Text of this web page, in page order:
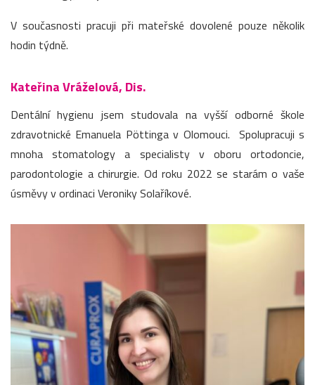
V současnosti pracuji při mateřské dovolené pouze několik
hodin týdně.
Kateřina Vráželová, Dis.
Dentální hygienu jsem studovala na vyšší odborné škole
zdravotnické Emanuela Pöttinga v Olomouci. Spolupracuji s
mnoha stomatology a specialisty v oboru ortodoncie,
parodontologie a chirurgie. Od roku 2022 se starám o vaše
úsměvy v ordinaci Veroniky Solaříkové.